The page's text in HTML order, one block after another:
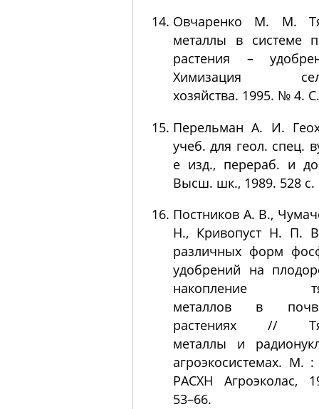
Овчаренко М. М.
металлы в системе
растения –
Химизация
хозяйства. 1995. № 4.
Перельман А. И.
учеб. для геол. спец.
е изд., перераб. и
Высш. шк., 1989. 528 с.
Постников А. В.,
Н., Кривопуст Н. П.
различных форм
удобрений на
накопление
металлов в
растениях //
металлы и
агроэкосистемах. М.
РАСХН Агроэколас,
53–66.